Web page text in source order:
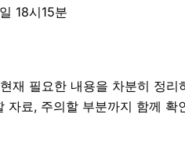
18시15분
재 필요한 내용을 차분히 정
자료, 주의할 부분까지 함께